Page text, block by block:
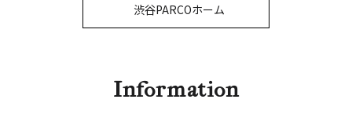
渋谷PARCOホーム
Information